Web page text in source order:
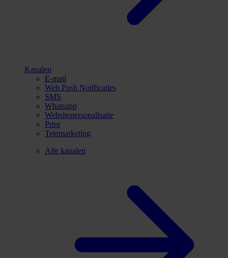
Kanalen
E-mail
Web Push Notificaties
SMS
Whatsapp
Websitepersonalisatie
Print
Telemarketing
Alle kanalen